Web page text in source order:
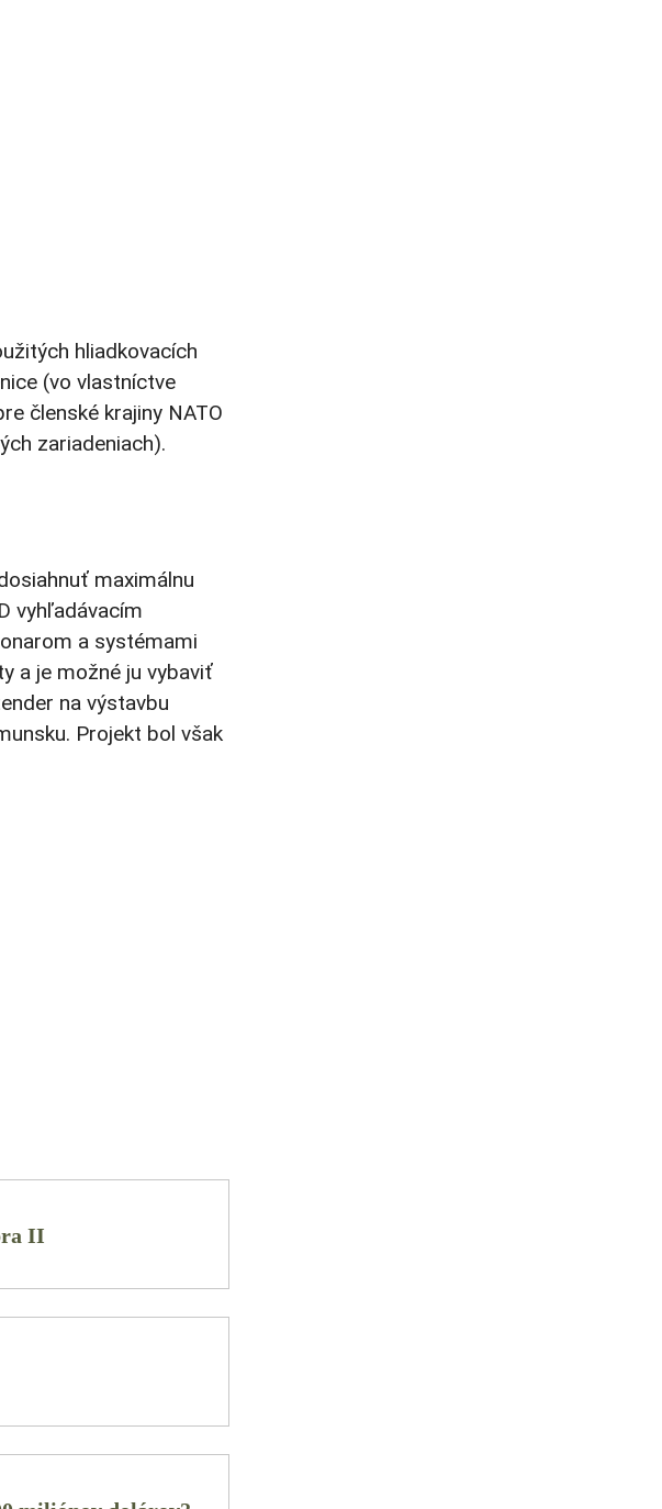
hliadkovacích
(vo vlastníctve
členské krajiny NATO
zariadeniach).
maximálnu
vyhľadávacím
a systémami
a je možné ju vybaviť
na výstavbu
Projekt bol však
II